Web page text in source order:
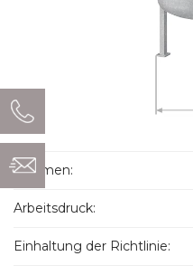
Volumen:
Arbeitsdruck:
Einhaltung der Richtlinie: